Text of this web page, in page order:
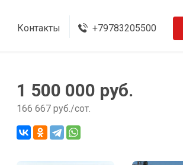
Контакты +79783205500
1 500 000 руб.
166 667 руб./сот.